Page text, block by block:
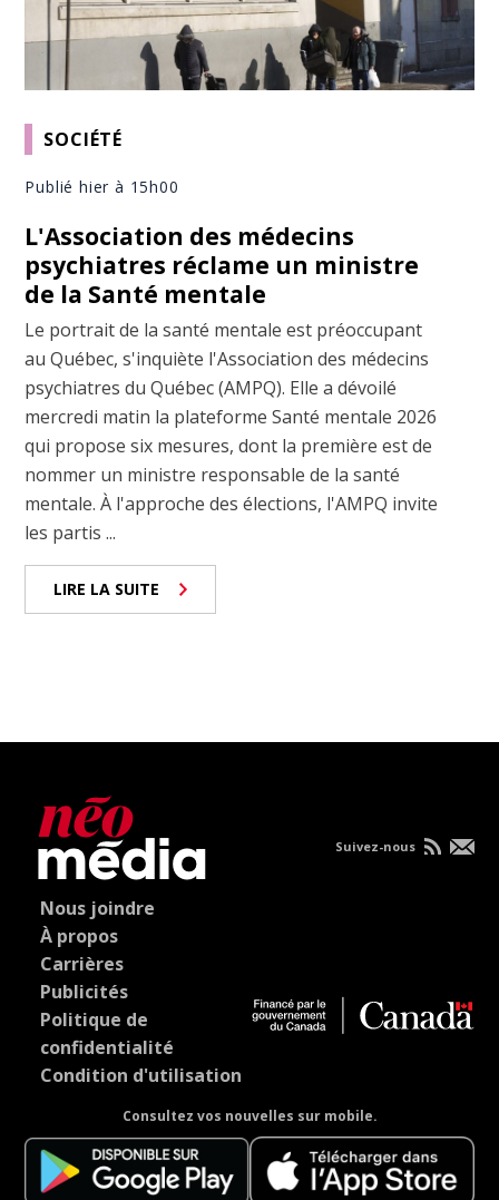
SOCIÉTÉ
Publié hier à 15h00
L'Association des médecins
psychiatres réclame un ministre
de la Santé mentale
Le portrait de la santé mentale est préoccupant
au Québec, s'inquiète l'Association des médecins
psychiatres du Québec (AMPQ). Elle a dévoilé
mercredi matin la plateforme Santé mentale 2026
qui propose six mesures, dont la première est de
nommer un ministre responsable de la santé
mentale. À l'approche des élections, l'AMPQ invite
les partis ...
LIRE LA SUITE
Nous joindre
À propos
Carrières
Publicités
Politique de
confidentialité
Condition d'utilisation
Consultez vos nouvelles sur mobile.
Suivez-nous